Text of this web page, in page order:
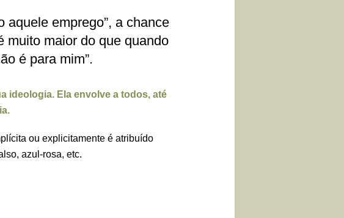
aquele emprego”, a chance
muito maior do que quando
é para mim”.
ideologia. Ela envolve a todos, até
ou explicitamente é atribuído
azul-rosa, etc.